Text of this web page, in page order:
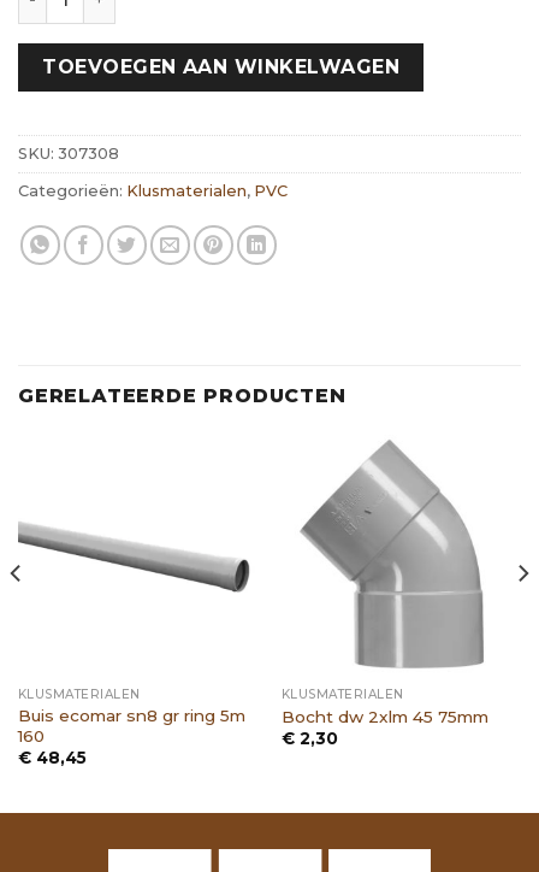
TOEVOEGEN AAN WINKELWAGEN
SKU: 307308
Categorieën: Klusmaterialen, PVC
GERELATEERDE PRODUCTEN
KLUSMATERIALEN
Buis ecomar sn8 gr ring 5m
160
€48,45
KLUSMATERIALEN
Bocht dw 2xlm 45 75mm
€2,30